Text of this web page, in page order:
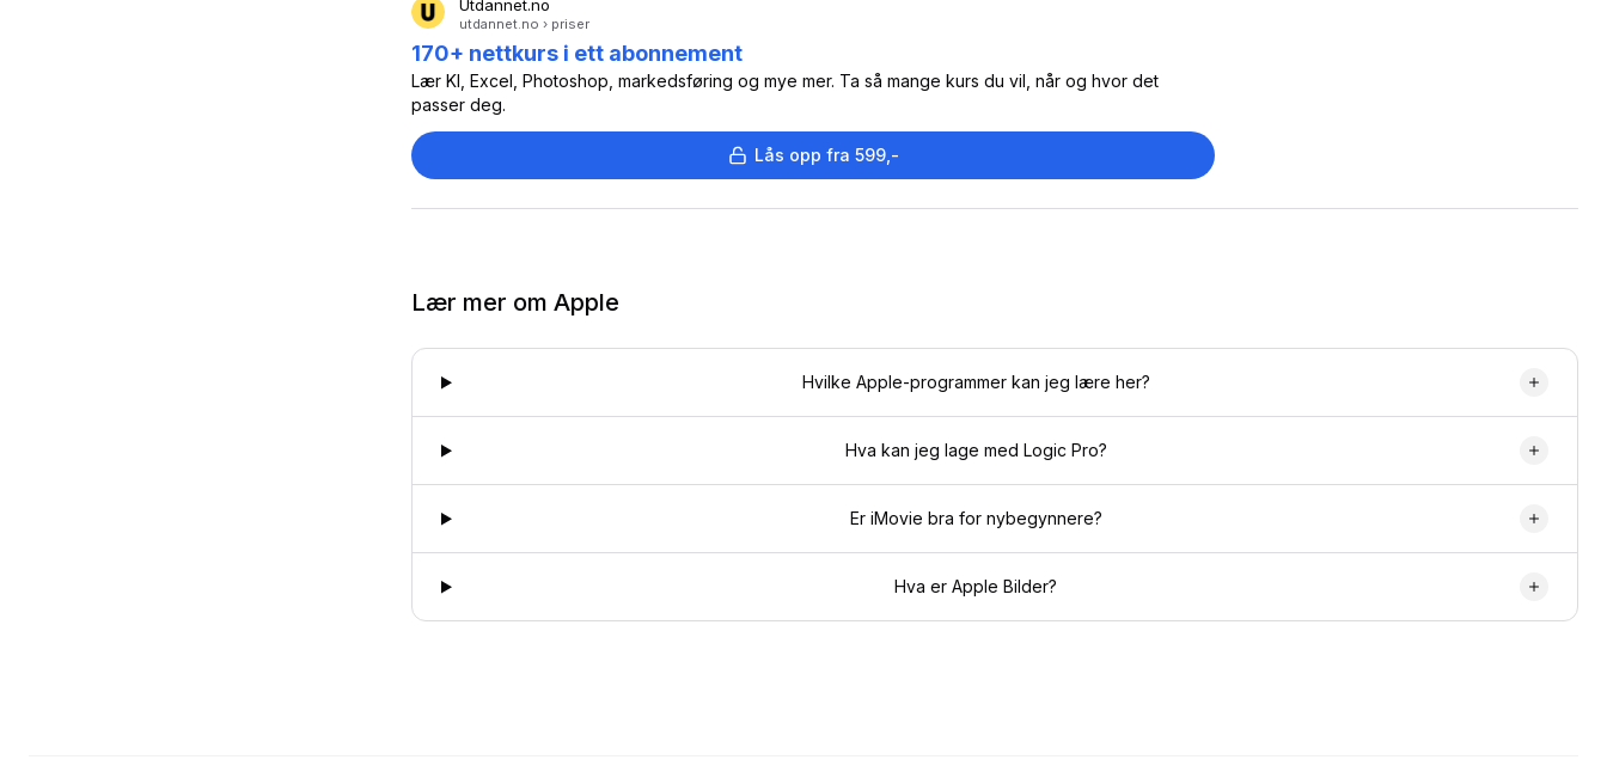
Utdannet.no
utdannet.no › priser
170+ nettkurs i ett abonnement
Lær KI, Excel, Photoshop, markedsføring og mye mer. Ta så mange kurs du vil, når og hvor det
passer deg.
Lås opp fra 599,-
Lær mer om Apple
Hvilke Apple-programmer kan jeg lære her?
Hva kan jeg lage med Logic Pro?
Er iMovie bra for nybegynnere?
Hva er Apple Bilder?